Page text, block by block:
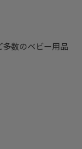
数のベビー用品